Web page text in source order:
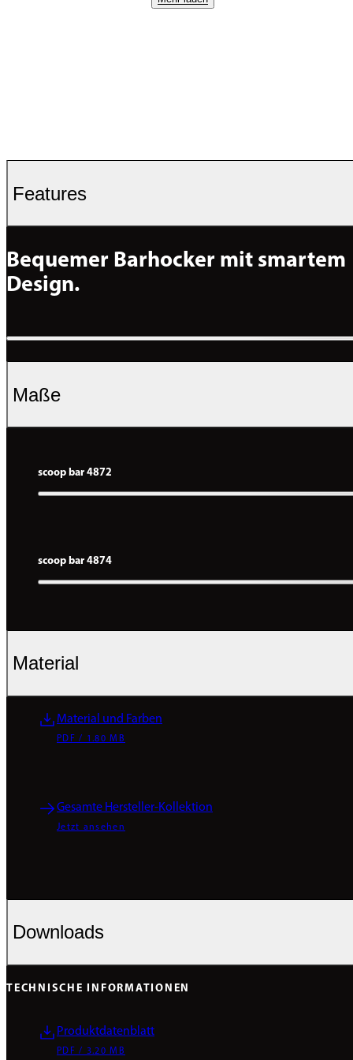
Features
Bequemer Barhocker mit smartem
Design.
Maße
scoop bar 4872
scoop bar 4874
Material
Material und Farben
PDF / 1.80 MB
Gesamte Hersteller-Kollektion
Jetzt ansehen
Downloads
TECHNISCHE INFORMATIONEN
Produktdatenblatt
PDF / 3.20 MB